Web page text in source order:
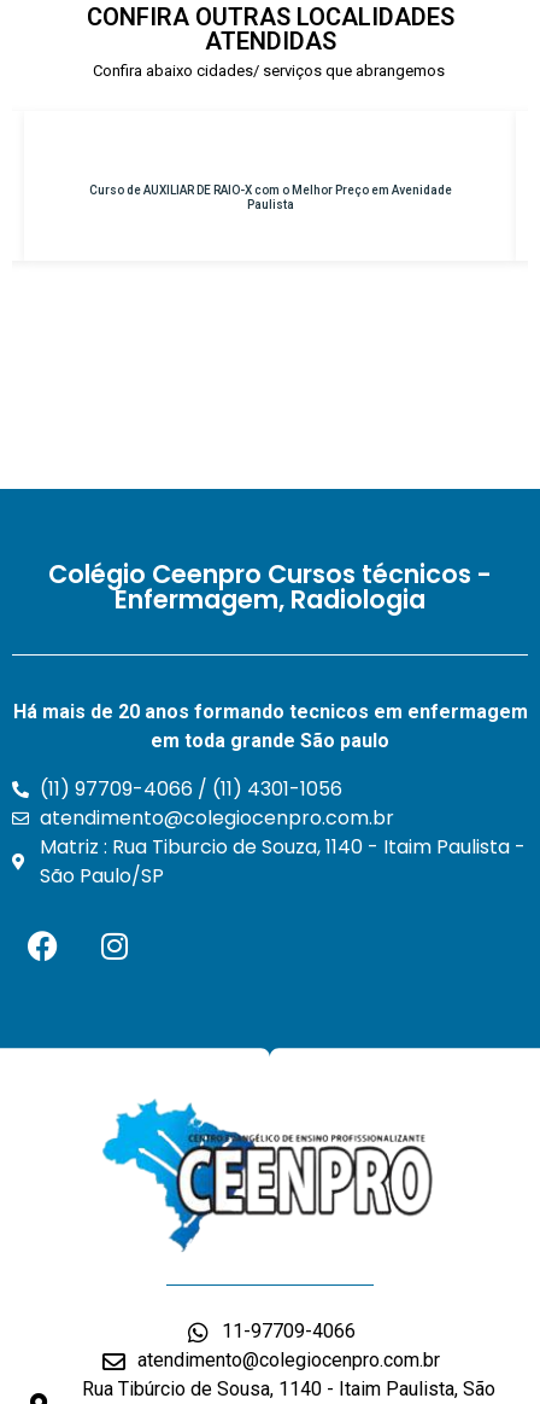
CONFIRA OUTRAS LOCALIDADES
ATENDIDAS
Confira abaixo cidades/ serviços que abrangemos
Preço em Avenidade
Curso de INSTRUMENTAÇÃO CIRÚRGICA com
Colégio Ceenpro Cursos técnicos -
Enfermagem, Radiologia
Há mais de 20 anos formando tecnicos em enfermagem
em toda grande São paulo
(11) 97709-4066 / (11) 4301-1056
atendimento@colegiocenpro.com.br
Matriz : Rua Tiburcio de Souza, 1140 - Itaim Paulista -
São Paulo/SP
11-97709-4066
atendimento@colegiocenpro.com.br
Rua Tibúrcio de Sousa, 1140 - Itaim Paulista, São